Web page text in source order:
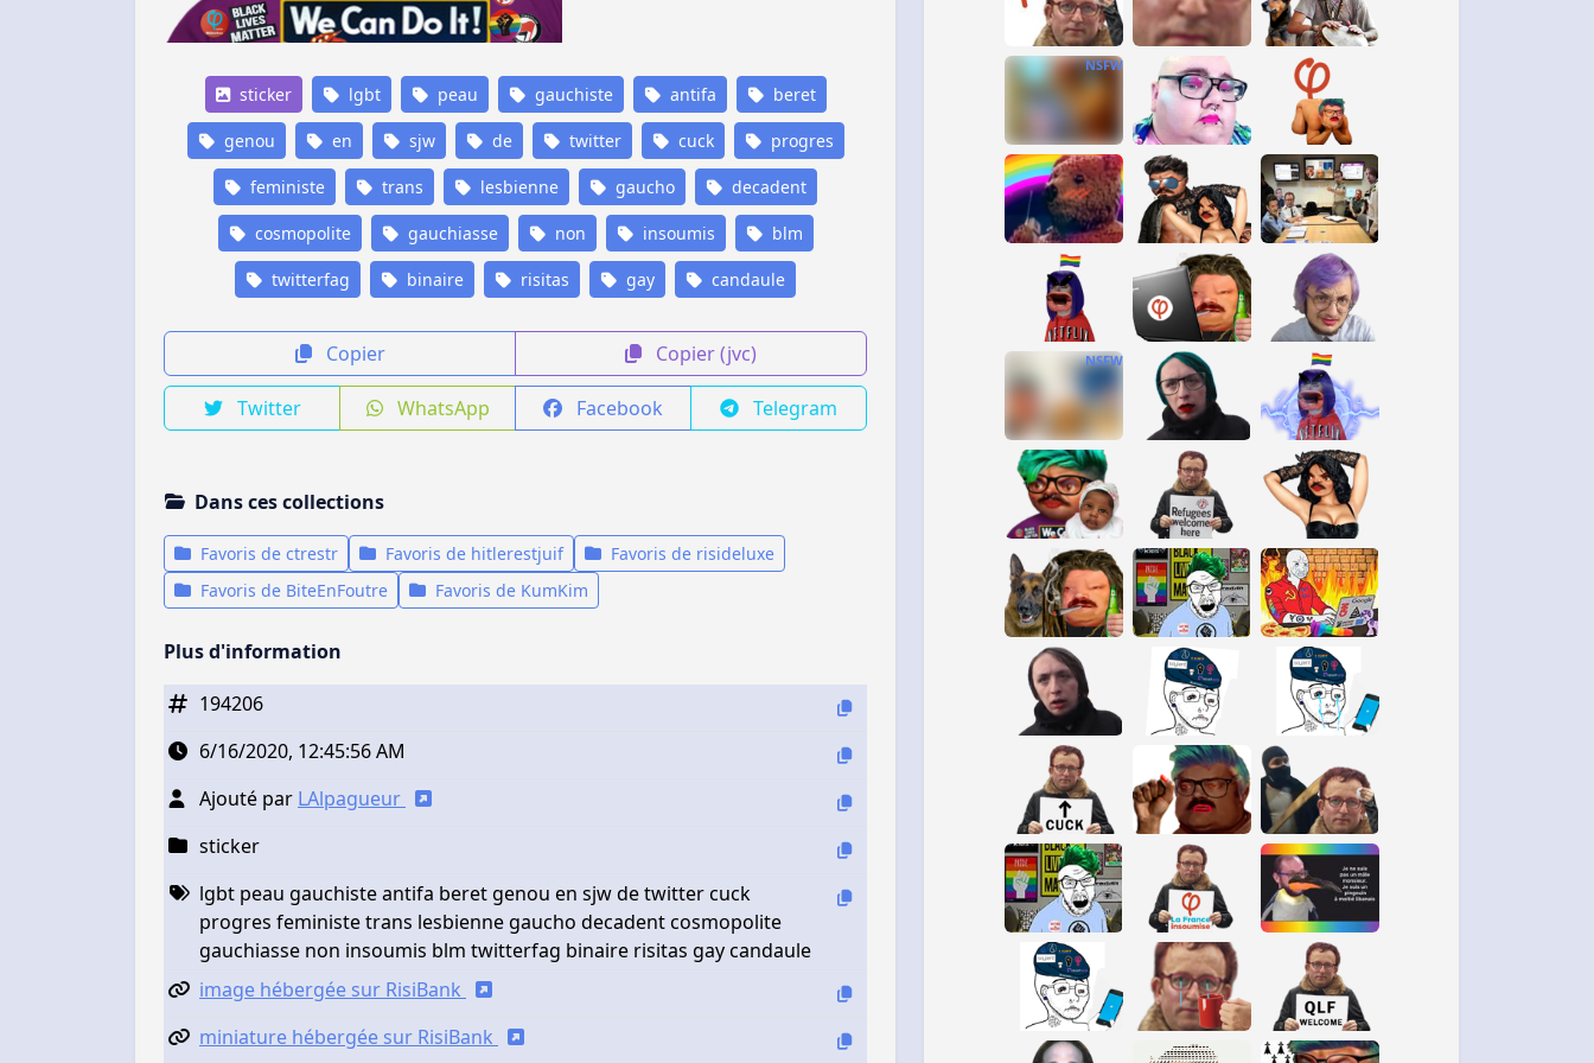
sticker lgbt peau gauchiste antifa beret
genou en sjw de twitter cuck progres
feministe trans lesbienne gaucho decadent
cosmopolite gauchiasse non insoumis blm
twitterfag binaire risitas gay candaule
Copier Copier (jvc)
Twitter WhatsApp Facebook Telegram
Dans ces collections
Favoris de ctrestr Favoris de hitlerestjuif
Favoris de risideluxe
Favoris de BiteEnFoutre
Favoris de KumKim
Plus d'information
194206
6/16/2020, 12:45:56 AM
Ajouté par LAlpagueur
sticker
lgbt peau gauchiste antifa beret genou en sjw de twitter cuck
progres feministe trans lesbienne gaucho decadent cosmopolite
gauchiasse non insoumis blm twitterfag binaire risitas gay candaule
image hébergée sur RisiBank
miniature hébergée sur RisiBank
NSFW
NSFW